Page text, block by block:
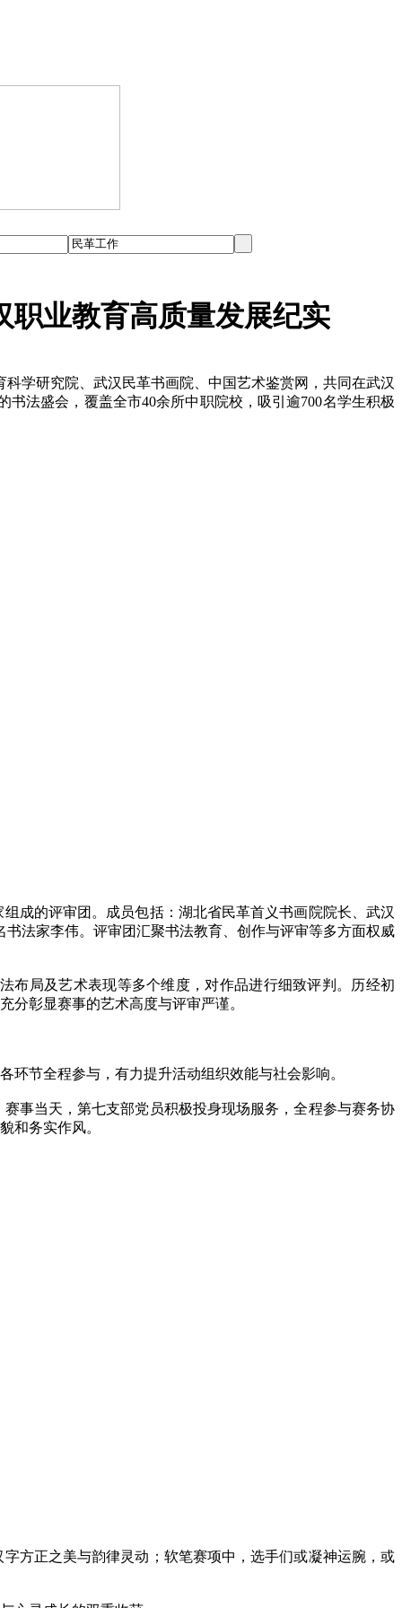
业教育高质量发展纪实
学研究院、武汉民革书画院、中国艺术鉴赏网，共同在武汉
法盛会，覆盖全市40余所中职院校，吸引逾700名学生积极
成的评审团。成员包括：湖北省民革首义书画院院长、武汉
法家李伟。评审团汇聚书法教育、创作与评审等多方面权威
局及艺术表现等多个维度，对作品进行细致评判。历经初
分彰显赛事的艺术高度与评审严谨。
节全程参与，有力提升活动组织效能与社会影响。
事当天，第七支部党员积极投身现场服务，全程参与赛务协
和务实作风。
方正之美与韵律灵动；软笔赛项中，选手们或凝神运腕，或